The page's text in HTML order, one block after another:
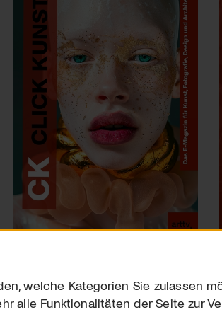
welche Kategorien Sie zulassen
alle Funktionalitäten der Seite zur